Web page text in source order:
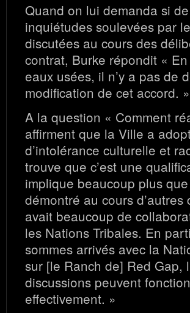
Quand on lui demanda si
inquiétudes soulevées par
discutées au cours des
contrat, Burke répondit «
eaux usées, il n’y a pas de
modification de cet accord. »
A la question « Comment
affirment que la Ville a
d’intolérance culturelle et
trouve que c’est une
implique beaucoup plus
démontré au cours
avait beaucoup de
les Nations Tribales. En
sommes arrivés avec la
sur [le Ranch de] Red Gap,
discussions peuvent
effectivement. »